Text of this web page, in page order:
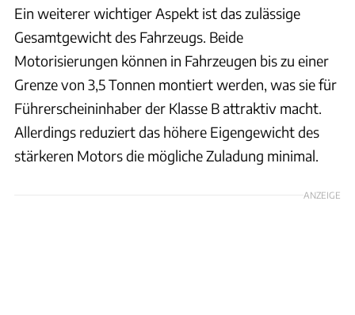
Ein weiterer wichtiger Aspekt ist das zulässige
Gesamtgewicht des Fahrzeugs. Beide
Motorisierungen können in Fahrzeugen bis zu einer
Grenze von 3,5 Tonnen montiert werden, was sie für
Führerscheininhaber der Klasse B attraktiv macht.
Allerdings reduziert das höhere Eigengewicht des
stärkeren Motors die mögliche Zuladung minimal.
ANZEIGE